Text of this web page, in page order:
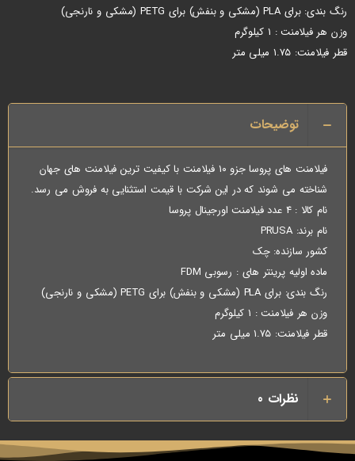
رنگ بندی: برای PLA (مشکی و بنفش) برای PETG (مشکی و نارنجی)
وزن هر فیلامنت : 1 کیلوگرم
قطر فیلامنت: ۱.۷۵ میلی متر
توضیحات
فیلامنت های پروسا جزو ۱۰ فیلامنت با کیفیت ترین فیلامنت های جهان
شناخته می شوند که در این شرکت با قیمت استثنایی به فروش می رسد.
نام کالا : 4 عدد فیلامنت اورجینال پروسا
نام برند: PRUSA
کشور سازنده: چک
ماده اولیه پرینتر های : رسوبی FDM
رنگ بندی: برای PLA (مشکی و بنفش) برای PETG (مشکی و نارنجی)
وزن هر فیلامنت : 1 کیلوگرم
قطر فیلامنت: ۱.۷۵ میلی متر
نظرات 0